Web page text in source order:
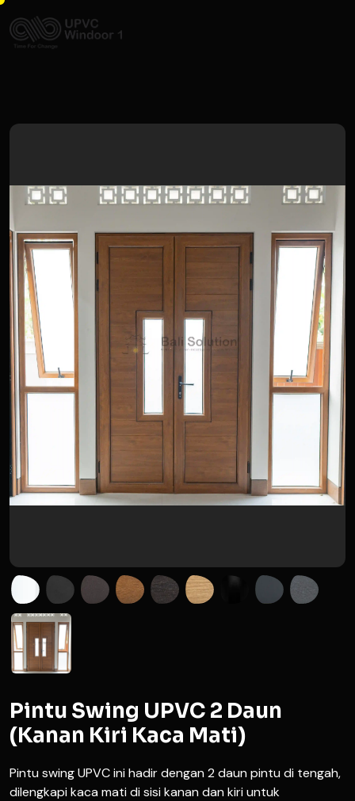
Pintu Swing UPVC 2 Daun
(Kanan Kiri Kaca Mati)
Pintu swing UPVC ini hadir dengan 2 daun pintu di tengah,
dilengkapi kaca mati di sisi kanan dan kiri untuk